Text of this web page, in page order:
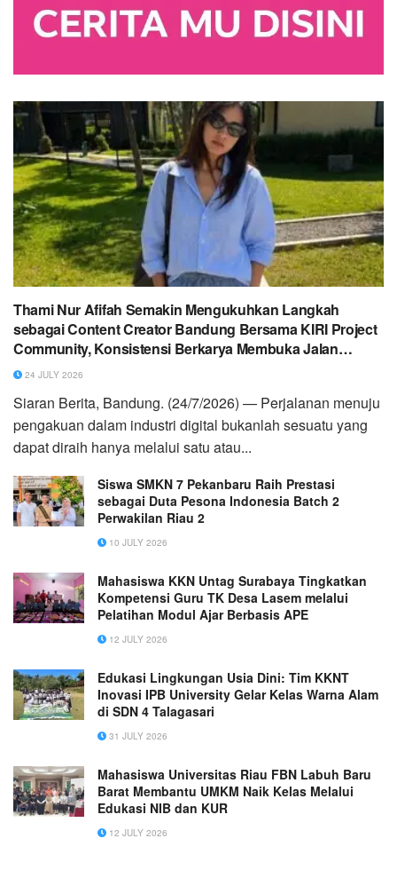
Thami Nur Afifah Semakin Mengukuhkan Langkah
sebagai Content Creator Bandung Bersama KIRI Project
Community, Konsistensi Berkarya Membuka Jalan
Menuju Kepercayaan Berbagai Brand Nasional
24 JULY 2026
Siaran Berita, Bandung. (24/7/2026) — Perjalanan menuju
pengakuan dalam industri digital bukanlah sesuatu yang
dapat diraih hanya melalui satu atau...
Siswa SMKN 7 Pekanbaru Raih Prestasi
sebagai Duta Pesona Indonesia Batch 2
Perwakilan Riau 2
10 JULY 2026
Mahasiswa KKN Untag Surabaya Tingkatkan
Kompetensi Guru TK Desa Lasem melalui
Pelatihan Modul Ajar Berbasis APE
12 JULY 2026
Edukasi Lingkungan Usia Dini: Tim KKNT
Inovasi IPB University Gelar Kelas Warna Alam
di SDN 4 Talagasari
31 JULY 2026
Mahasiswa Universitas Riau FBN Labuh Baru
Barat Membantu UMKM Naik Kelas Melalui
Edukasi NIB dan KUR
12 JULY 2026